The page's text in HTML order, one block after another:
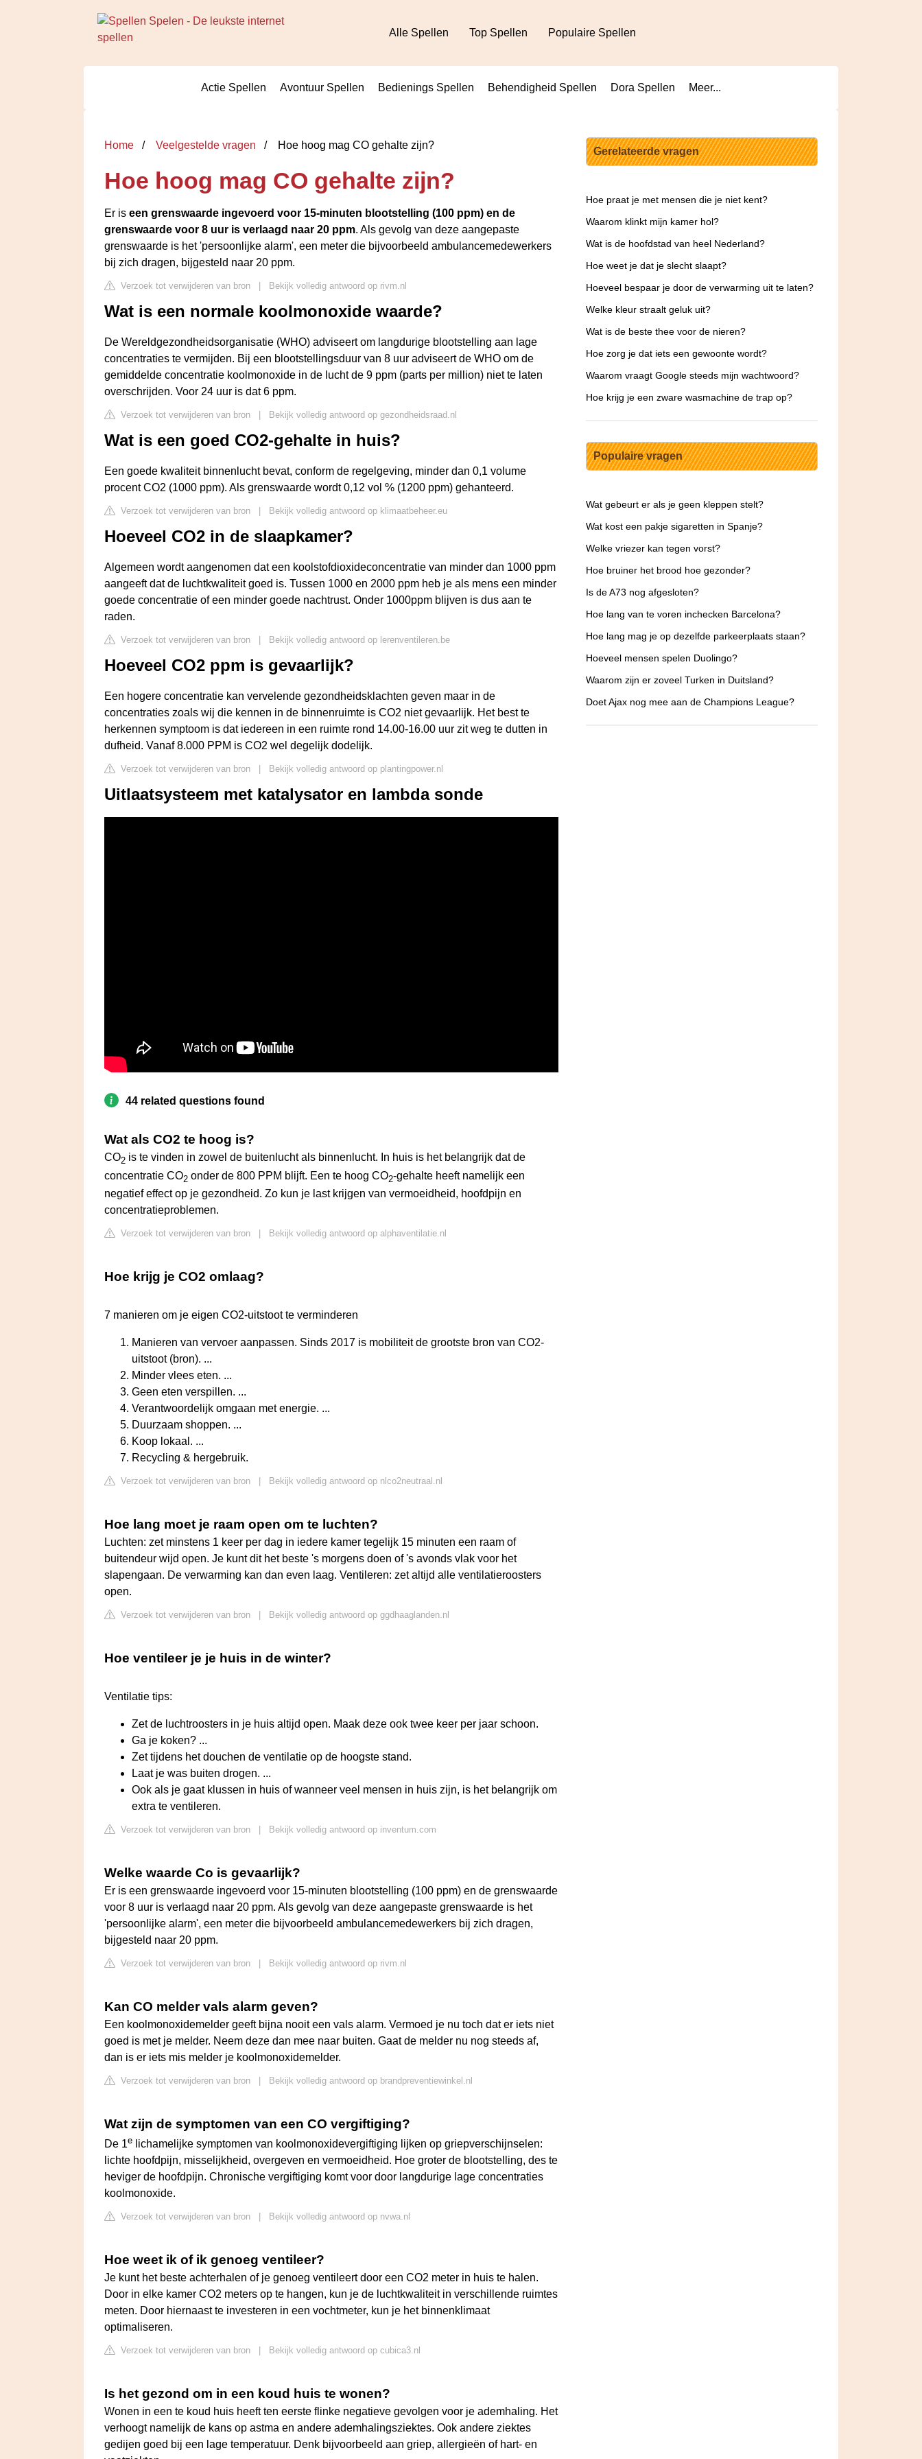
Alle Spellen Top Spellen Populaire Spellen
Actie Spellen Avontuur Spellen Bedienings Spellen Behendigheid Spellen Dora Spellen Meer...
Home Veelgestelde vragen Hoe hoog mag CO gehalte zijn?
Hoe hoog mag CO gehalte zijn?
Er is een grenswaarde ingevoerd voor 15-minuten blootstelling (100 ppm) en de
grenswaarde voor 8 uur is verlaagd naar 20 ppm. Als gevolg van deze aangepaste
grenswaarde is het 'persoonlijke alarm', een meter die bijvoorbeeld ambulancemedewerkers
bij zich dragen, bijgesteld naar 20 ppm.
Verzoek tot verwijderen van bron Bekijk volledig antwoord op rivm.nl
Wat is een normale koolmonoxide waarde?
De Wereldgezondheidsorganisatie (WHO) adviseert om langdurige blootstelling aan lage
concentraties te vermijden. Bij een blootstellingsduur van 8 uur adviseert de WHO om de
gemiddelde concentratie koolmonoxide in de lucht de 9 ppm (parts per million) niet te laten
overschrijden. Voor 24 uur is dat 6 ppm.
Verzoek tot verwijderen van bron Bekijk volledig antwoord op gezondheidsraad.nl
Wat is een goed CO2-gehalte in huis?
Een goede kwaliteit binnenlucht bevat, conform de regelgeving, minder dan 0,1 volume
procent CO2 (1000 ppm). Als grenswaarde wordt 0,12 vol % (1200 ppm) gehanteerd.
Verzoek tot verwijderen van bron Bekijk volledig antwoord op klimaatbeheer.eu
Hoeveel CO2 in de slaapkamer?
Algemeen wordt aangenomen dat een koolstofdioxideconcentratie van minder dan 1000 ppm
aangeeft dat de luchtkwaliteit goed is. Tussen 1000 en 2000 ppm heb je als mens een minder
goede concentratie of een minder goede nachtrust. Onder 1000ppm blijven is dus aan te
raden.
Verzoek tot verwijderen van bron Bekijk volledig antwoord op lerenventileren.be
Hoeveel CO2 ppm is gevaarlijk?
Een hogere concentratie kan vervelende gezondheidsklachten geven maar in de
concentraties zoals wij die kennen in de binnenruimte is CO2 niet gevaarlijk. Het best te
herkennen symptoom is dat iedereen in een ruimte rond 14.00-16.00 uur zit weg te dutten in
dufheid. Vanaf 8.000 PPM is CO2 wel degelijk dodelijk.
Verzoek tot verwijderen van bron Bekijk volledig antwoord op plantingpower.nl
Uitlaatsysteem met katalysator en lambda sonde
44 related questions found
Wat als CO2 te hoog is?
CO2 is te vinden in zowel de buitenlucht als binnenlucht. In huis is het belangrijk dat de
concentratie CO2 onder de 800 PPM blijft. Een te hoog CO2-gehalte heeft namelijk een
negatief effect op je gezondheid. Zo kun je last krijgen van vermoeidheid, hoofdpijn en
concentratieproblemen.
Verzoek tot verwijderen van bron Bekijk volledig antwoord op alphaventilatie.nl
Hoe krijg je CO2 omlaag?
7 manieren om je eigen CO2-uitstoot te verminderen
Manieren van vervoer aanpassen. Sinds 2017 is mobiliteit de grootste bron van CO2-
uitstoot (bron). ...
Minder vlees eten. ...
Geen eten verspillen. ...
Verantwoordelijk omgaan met energie. ...
Duurzaam shoppen. ...
Koop lokaal. ...
Recycling & hergebruik.
Verzoek tot verwijderen van bron Bekijk volledig antwoord op nlco2neutraal.nl
Hoe lang moet je raam open om te luchten?
Luchten: zet minstens 1 keer per dag in iedere kamer tegelijk 15 minuten een raam of
buitendeur wijd open. Je kunt dit het beste 's morgens doen of 's avonds vlak voor het
slapengaan. De verwarming kan dan even laag. Ventileren: zet altijd alle ventilatieroosters
open.
Verzoek tot verwijderen van bron Bekijk volledig antwoord op ggdhaaglanden.nl
Hoe ventileer je je huis in de winter?
Ventilatie tips:
Zet de luchtroosters in je huis altijd open. Maak deze ook twee keer per jaar schoon.
Ga je koken? ...
Zet tijdens het douchen de ventilatie op de hoogste stand.
Laat je was buiten drogen. ...
Ook als je gaat klussen in huis of wanneer veel mensen in huis zijn, is het belangrijk om
extra te ventileren.
Verzoek tot verwijderen van bron Bekijk volledig antwoord op inventum.com
Welke waarde Co is gevaarlijk?
Er is een grenswaarde ingevoerd voor 15-minuten blootstelling (100 ppm) en de grenswaarde
voor 8 uur is verlaagd naar 20 ppm. Als gevolg van deze aangepaste grenswaarde is het
'persoonlijke alarm', een meter die bijvoorbeeld ambulancemedewerkers bij zich dragen,
bijgesteld naar 20 ppm.
Verzoek tot verwijderen van bron Bekijk volledig antwoord op rivm.nl
Kan CO melder vals alarm geven?
Een koolmonoxidemelder geeft bijna nooit een vals alarm. Vermoed je nu toch dat er iets niet
goed is met je melder. Neem deze dan mee naar buiten. Gaat de melder nu nog steeds af,
dan is er iets mis melder je koolmonoxidemelder.
Verzoek tot verwijderen van bron Bekijk volledig antwoord op brandpreventiewinkel.nl
Wat zijn de symptomen van een CO vergiftiging?
De 1e lichamelijke symptomen van koolmonoxidevergiftiging lijken op griepverschijnselen:
lichte hoofdpijn, misselijkheid, overgeven en vermoeidheid. Hoe groter de blootstelling, des te
heviger de hoofdpijn. Chronische vergiftiging komt voor door langdurige lage concentraties
koolmonoxide.
Verzoek tot verwijderen van bron Bekijk volledig antwoord op nvwa.nl
Hoe weet ik of ik genoeg ventileer?
Je kunt het beste achterhalen of je genoeg ventileert door een CO2 meter in huis te halen.
Door in elke kamer CO2 meters op te hangen, kun je de luchtkwaliteit in verschillende ruimtes
meten. Door hiernaast te investeren in een vochtmeter, kun je het binnenklimaat
optimaliseren.
Verzoek tot verwijderen van bron Bekijk volledig antwoord op cubica3.nl
Is het gezond om in een koud huis te wonen?
Wonen in een te koud huis heeft ten eerste flinke negatieve gevolgen voor je ademhaling. Het
verhoogt namelijk de kans op astma en andere ademhalingsziektes. Ook andere ziektes
gedijen goed bij een lage temperatuur. Denk bijvoorbeeld aan griep, allergieën of hart- en
Gerelateerde vragen
Hoe praat je met mensen die je niet kent?
Waarom klinkt mijn kamer hol?
Wat is de hoofdstad van heel Nederland?
Hoe weet je dat je slecht slaapt?
Hoeveel bespaar je door de verwarming uit te laten?
Welke kleur straalt geluk uit?
Wat is de beste thee voor de nieren?
Hoe zorg je dat iets een gewoonte wordt?
Waarom vraagt Google steeds mijn wachtwoord?
Hoe krijg je een zware wasmachine de trap op?
Populaire vragen
Wat gebeurt er als je geen kleppen stelt?
Wat kost een pakje sigaretten in Spanje?
Welke vriezer kan tegen vorst?
Hoe bruiner het brood hoe gezonder?
Is de A73 nog afgesloten?
Hoe lang van te voren inchecken Barcelona?
Hoe lang mag je op dezelfde parkeerplaats staan?
Hoeveel mensen spelen Duolingo?
Waarom zijn er zoveel Turken in Duitsland?
Doet Ajax nog mee aan de Champions League?